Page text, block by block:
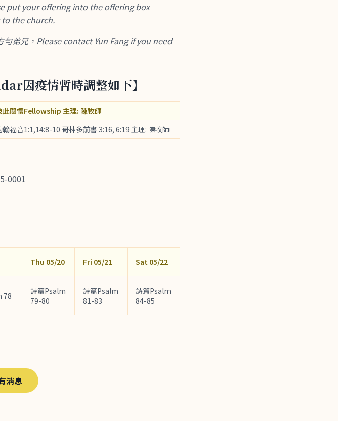
put your offering into the offering box
the church.
弟兄。Please contact Yun Fang if you need
因疫情暫時調整如下】
此關懷Fellowship 主理: 陳牧師
翰福音1:1,14:8-10 哥林多前書 3:16, 6:19 主理: 陳牧師
0001
Thu 05/20 Fri 05/21 Sat 05/22
78
詩篇Psalm
79-80
詩篇Psalm
81-83
詩篇Psalm
84-85
消息